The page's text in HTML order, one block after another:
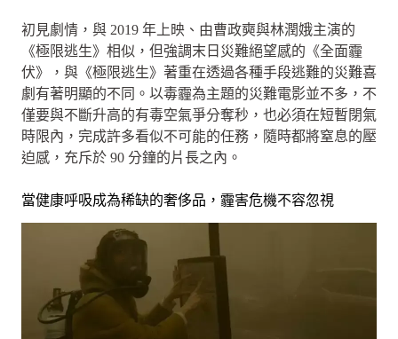
初見劇情，與 2019 年上映、由曹政奭與林潤娥主演的
《極限逃生》相似，但強調末日災難絕望感的《全面霾
伏》，與《極限逃生》著重在透過各種手段逃難的災難喜
劇有著明顯的不同。以毒霾為主題的災難電影並不多，不
僅要與不斷升高的有毒空氣爭分奪秒，也必須在短暫閉氣
時限內，完成許多看似不可能的任務，隨時都將窒息的壓
迫感，充斥於 90 分鐘的片長之內。
當健康呼吸成為稀缺的奢侈品，霾害危機不容忽視